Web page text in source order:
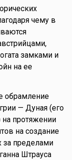
чему в
замками и
на ее
обрамление
— Дуная (его
на протяжении
на создание
пределами
Штрауса